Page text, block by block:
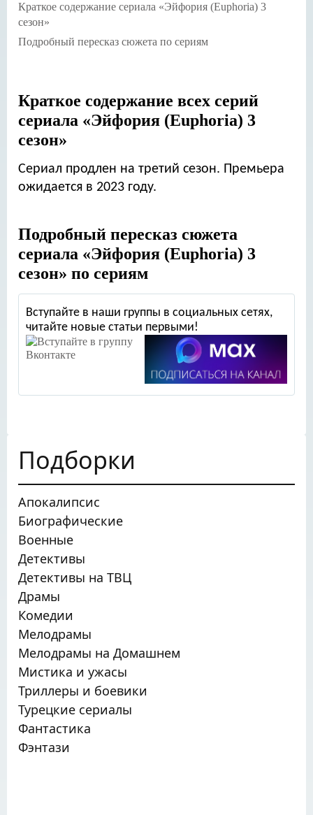
Краткое содержание сериала «Эйфория (Euphoria) 3
сезон»
Подробный пересказ сюжета по сериям
Краткое содержание всех серий
сериала «Эйфория (Euphoria) 3
сезон»
Сериал продлен на третий сезон. Премьера
ожидается в 2023 году.
Подробный пересказ сюжета
сериала «Эйфория (Euphoria) 3
сезон» по сериям
Вступайте в наши группы в социальных сетях,
читайте новые статьи первыми!
Подборки
Апокалипсис
Биографические
Военные
Детективы
Детективы на ТВЦ
Драмы
Комедии
Мелодрамы
Мелодрамы на Домашнем
Мистика и ужасы
Триллеры и боевики
Турецкие сериалы
Фантастика
Фэнтази